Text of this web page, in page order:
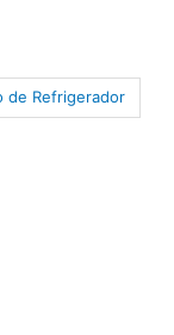
de Refrigerador